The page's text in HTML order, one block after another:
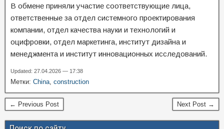
В обмене приняли участие соответствующие лица,
ответственные за отдел системного проектирования
компании, отдел качества науки и технологий и
оцифровки, отдел маркетинга, институт дизайна и
менеджмента и институт инновационных исследований.
Updated: 27.04.2026 — 17:38
Метки: China, construction
← Previous Post Next Post →